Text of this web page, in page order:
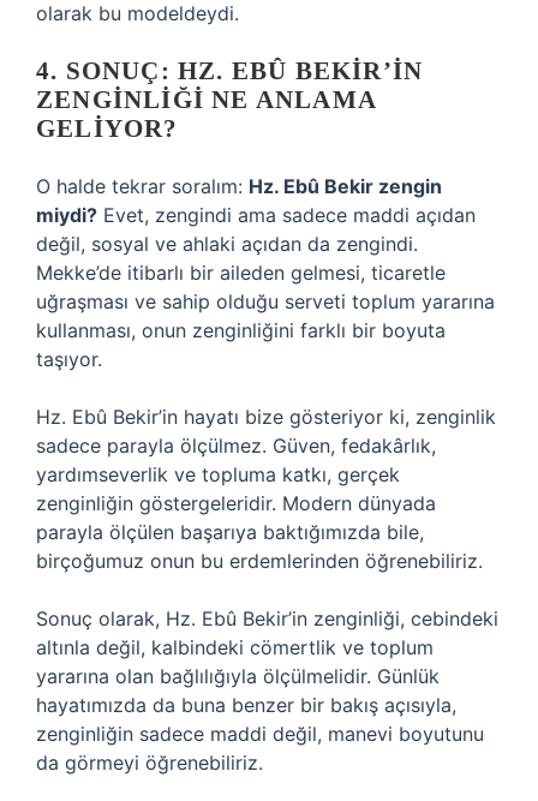
olarak bu modeldeydi.
4. SONUÇ: HZ. EBÛ BEKIR’IN
ZENGINLIĞI NE ANLAMA
GELIYOR?
O halde tekrar soralım: Hz. Ebû Bekir zengin
miydi? Evet, zengindi ama sadece maddi açıdan
değil, sosyal ve ahlaki açıdan da zengindi.
Mekke’de itibarlı bir aileden gelmesi, ticaretle
uğraşması ve sahip olduğu serveti toplum yararına
kullanması, onun zenginliğini farklı bir boyuta
taşıyor.
Hz. Ebû Bekir’in hayatı bize gösteriyor ki, zenginlik
sadece parayla ölçülmez. Güven, fedakârlık,
yardımseverlik ve topluma katkı, gerçek
zenginliğin göstergeleridir. Modern dünyada
parayla ölçülen başarıya baktığımızda bile,
birçoğumuz onun bu erdemlerinden öğrenebiliriz.
Sonuç olarak, Hz. Ebû Bekir’in zenginliği, cebindeki
altınla değil, kalbindeki cömertlik ve toplum
yararına olan bağlılığıyla ölçülmelidir. Günlük
hayatımızda da buna benzer bir bakış açısıyla,
zenginliğin sadece maddi değil, manevi boyutunu
da görmeyi öğrenebiliriz.